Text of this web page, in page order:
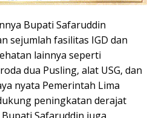
Bupati Safaruddin
sejumlah fasilitas IGD dan
lainnya seperti
dua Pusling, alat USG, dan
nyata Pemerintah Lima
peningkatan derajat
Safaruddin juga